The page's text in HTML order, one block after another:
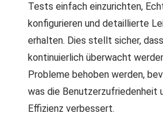
Tests einfach einzurichten,
konfigurieren und detaillierte
erhalten. Dies stellt sicher,
kontinuierlich überwacht
Probleme behoben werden,
was die Benutzerzufriedenheit
Effizienz verbessert.